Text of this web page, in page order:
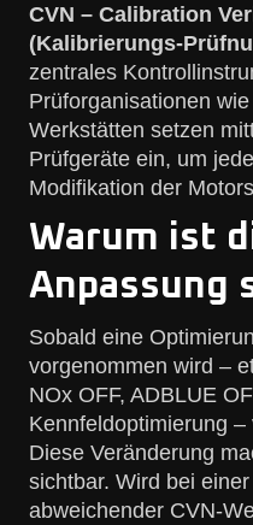
CVN – Calibration
(Kalibrierungs-
zentrales
Prüforganisationen
Werkstätten setzen
Prüfgeräte ein, um
Modifikation der
Warum ist
Anpassung
Sobald eine
vorgenommen wird –
NOx OFF, ADBLUE
Kennfeldoptimierung
Diese Veränderung
sichtbar. Wird bei
abweichender CVN-